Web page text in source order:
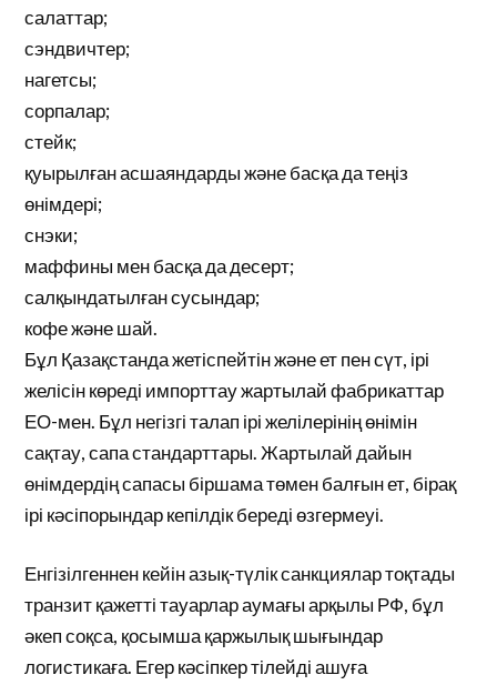
салаттар;
сэндвичтер;
нагетсы;
сорпалар;
стейк;
қуырылған асшаяндарды және басқа да теңіз
өнімдері;
снэки;
маффины мен басқа да десерт;
салқындатылған сусындар;
кофе және шай.
Бұл Қазақстанда жетіспейтін және ет пен сүт, ірі
желісін көреді импорттау жартылай фабрикаттар
ЕО-мен. Бұл негізгі талап ірі желілерінің өнімін
сақтау, сапа стандарттары. Жартылай дайын
өнімдердің сапасы біршама төмен балғын ет, бірақ
ірі кәсіпорындар кепілдік береді өзгермеуі.
Енгізілгеннен кейін азық-түлік санкциялар тоқтады
транзит қажетті тауарлар аумағы арқылы РФ, бұл
әкеп соқса, қосымша қаржылық шығындар
логистикаға. Егер кәсіпкер тілейді ашуға